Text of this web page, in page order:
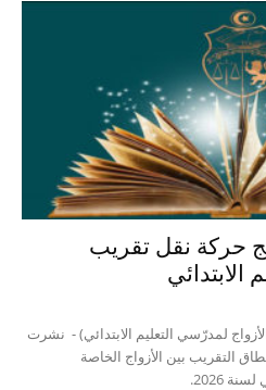
حركة نقل تقريب
الابتدائي
لمدرّسي التعليم الابتدائي) - نشرت
التقريب بين الأزواج الخاصة
2026.